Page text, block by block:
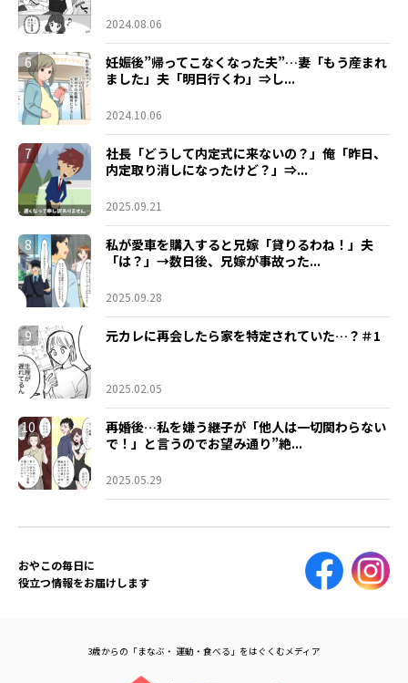
2024.08.06
6
妊娠後”帰ってこなくなった夫”…妻「もう産まれ
ました」夫「明日行くわ」⇒し...
2024.10.06
7
社長「どうして内定式に来ないの？」俺「昨日、
内定取り消しになったけど？」⇒...
2025.09.21
8
私が愛車を購入すると兄嫁「貸りるわね！」夫
「は？」→数日後、兄嫁が事故った...
2025.09.28
9 元カレに再会したら家を特定されていた…？＃1
2025.02.05
10
再婚後…私を嫌う継子が「他人は一切関わらない
で！」と言うのでお望み通り”絶...
2025.05.29
おやこの毎日に
役立つ情報をお届けします
3歳からの「まなぶ・ 運動・食べる」をはぐくむメディア